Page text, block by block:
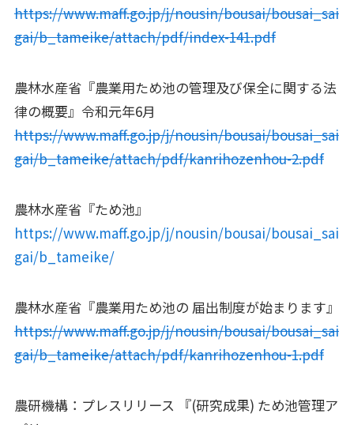
https://www.maff.go.jp/j/nousin/bousai/bousai_sai
gai/b_tameike/attach/pdf/index-141.pdf
農林水産省『農業用ため池の管理及び保全に関する法
律の概要』令和元年6月
https://www.maff.go.jp/j/nousin/bousai/bousai_sai
gai/b_tameike/attach/pdf/kanrihozenhou-2.pdf
農林水産省『ため池』
https://www.maff.go.jp/j/nousin/bousai/bousai_sai
gai/b_tameike/
農林水産省『農業用ため池の 届出制度が始まります』
https://www.maff.go.jp/j/nousin/bousai/bousai_sai
gai/b_tameike/attach/pdf/kanrihozenhou-1.pdf
農研機構：プレスリリース 『(研究成果) ため池管理ア